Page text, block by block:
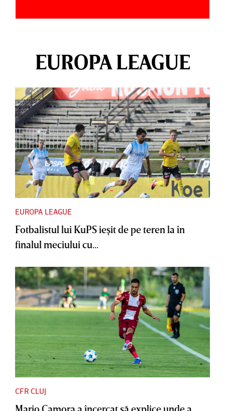
EUROPA LEAGUE
EUROPA LEAGUE
Fotbalistul lui KuPS ieşit de pe teren la în
finalul meciului cu...
CFR CLUJ
Mario Camora a încercat să explice unde a